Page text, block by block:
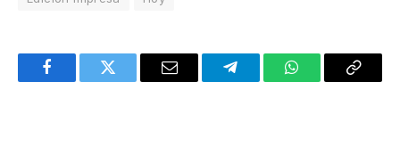
FacebookTwitter Email TelegramWhatsAppCopy